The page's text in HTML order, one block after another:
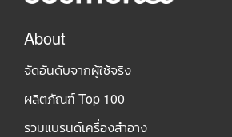
About
จัดอันดับจากผู้ใช้จริง
ผลิตภัณฑ์ Top 100
รวมแบรนด์เครื่องสำอาง